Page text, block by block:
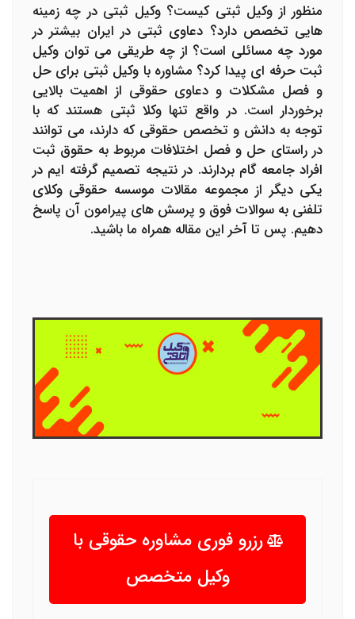
منظور از وکیل ثبتی کیست؟ وکیل ثبتی در چه زمینه
هایی تخصص دارد؟ دعاوی ثبتی در ایران بیشتر در
مورد چه مسائلی است؟ از چه طریقی می توان وکیل
ثبت حرفه ای پیدا کرد؟ مشاوره با وکیل ثبتی برای حل
و فصل مشکلات و دعاوی حقوقی از اهمیت بالایی
برخوردار است. در واقع تنها وکلا ثبتی هستند که با
توجه به دانش و تخصص حقوقی که دارند، می توانند
در راستای حل و فصل اختلافات مربوط به حقوق ثبت
افراد جامعه گام بردارند. در نتیجه تصمیم گرفته ایم در
یکی دیگر از مجموعه مقالات موسسه حقوقی وکلای
تلفنی به سوالات فوق و پرسش های پیرامون آن پاسخ
دهیم. پس تا آخر این مقاله همراه ما باشید.
رزرو فوری مشاوره حقوقی با
وکیل متخصص